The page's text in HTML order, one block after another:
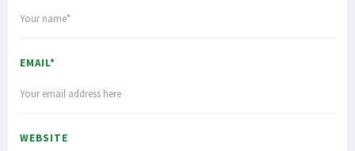
EMAIL*
WEBSITE